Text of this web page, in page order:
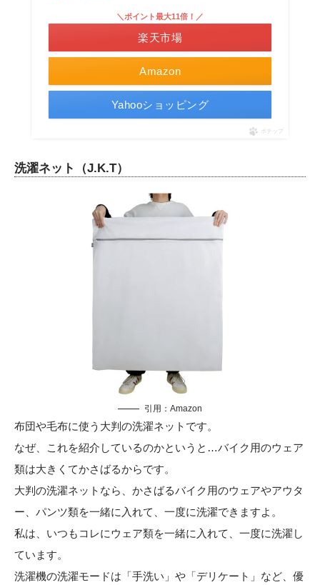
Amazon
＼ポイント最大11倍！／
楽天市場
Yahooショッピング
ポチップ
洗濯ネット（J.K.T）
引用： Amazon
布団や毛布に使う大判の洗濯ネットです。
なぜ、これを紹介しているのかというと…バイク用のウェア
類は大きくてかさばるからです。
大判の洗濯ネットなら、かさばるバイク用のウェアやアウタ
ー、パンツ類を一緒に入れて、一度に洗濯できますよ。
私は、いつもコレにウェア類を一緒に入れて、一度に洗濯し
ています。
洗濯機の洗濯モードは「手洗い」や「デリケート」など、優